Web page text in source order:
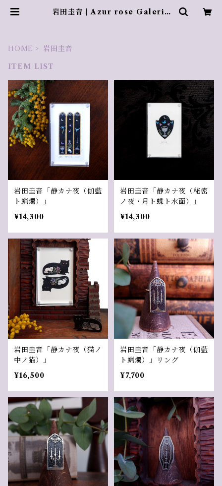
岩田圭音 | Azur rose Galerie
HOME
岩田圭音
ITEM LIST
岩田圭音「静カナ夜（伽藍
ト蝋燭）」
¥14,300
岩田圭音「静カナ夜（秘密
ノ夜・月ト蝶ト水面）」
¥14,300
岩田圭音「静カナ夜（猫ノ
中ノ猫）」
¥16,500
岩田圭音「静カナ夜（伽藍
ト蝋燭）」リング
¥7,700